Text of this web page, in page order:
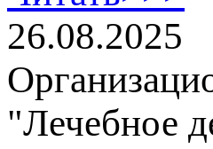
26.08.2025
"Лечебное